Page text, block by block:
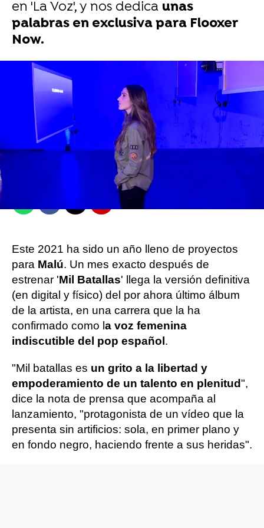
en 'La Voz', y nos dedica unas
palabras en exclusiva para Flooxer
Now.
Carlos J. González
Madrid
23 de octubre de 2021, 01:06
WhatsappFacebook
X Flipboard
Este 2021 ha sido un año lleno de proyectos
para Malú. Un mes exacto después de
estrenar 'Mil Batallas' llega la versión definitiva
(en digital y físico) del por ahora último álbum
de la artista, en una carrera que la ha
confirmado como l a voz femenina
indiscutible del pop español .
"Mil batallas es un grito a la libertad y
empoderamiento de un talento en plenitud",
dice la nota de prensa que acompaña al
lanzamiento, "protagonista de un vídeo que la
presenta sin artificios: sola, en primer plano y
en fondo negro, haciendo frente a sus heridas".